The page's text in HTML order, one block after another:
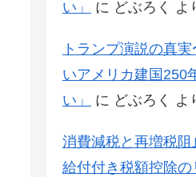
い」
に どぶろく よ
トランプ演説の真
いアメリカ建国250
い」
に どぶろく よ
消費減税と再増税
給付付き税額控除